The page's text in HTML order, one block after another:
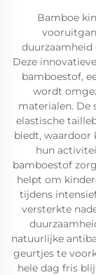
Bamboe
duurzaamheid
Deze
bamboestof,
wordt
materialen. De
elastische
biedt, waardoor
hun
bamboestof
helpt om
tijdens
versterkte
natuurlijke
geurtjes te
hele dag fris